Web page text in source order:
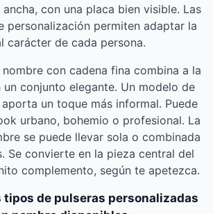
ancha, con una placa bien visible. Las
personalización permiten adaptar la
carácter de cada persona.
con cadena fina combina a la
conjunto elegante. Un modelo de
un toque más informal. Puede
urbano, bohemio o profesional. La
se puede llevar sola o combinada
Se convierte en la pieza central del
complemento, según te apetezca.
tipos de pulseras personalizadas